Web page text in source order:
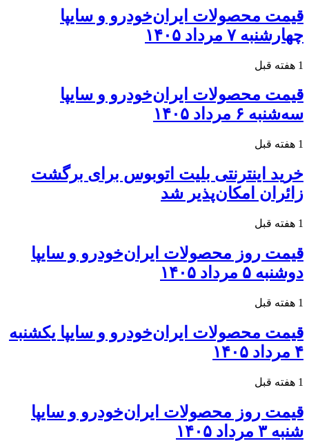
قیمت محصولات ایران‌خودرو و سایپا
چهارشنبه ۷ مرداد ۱۴۰۵
1 هفته قبل
قیمت محصولات ایران‌خودرو و سایپا
سه‌شنبه ۶ مرداد ۱۴۰۵
1 هفته قبل
خرید اینترنتی بلیت اتوبوس برای برگشت
زائران امکان‌پذیر شد
1 هفته قبل
قیمت روز محصولات ایران‌خودرو و سایپا
دوشنبه ۵ مرداد ۱۴۰۵
1 هفته قبل
قیمت محصولات ایران‌خودرو و سایپا یکشنبه
۴ مرداد ۱۴۰۵
1 هفته قبل
قیمت روز محصولات ایران‌خودرو و سایپا
شنبه ۳ مرداد ۱۴۰۵